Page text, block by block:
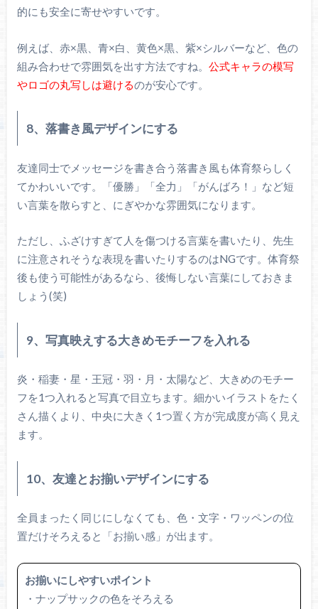
的にも安全に寄せやすいです。
例えば、赤×黒、青×白、黄色×黒、紫×シルバーなど、色の
組み合わせで雰囲気を出す方法ですね。 公式キャラの模写
やロゴの丸写しは避けるのが安心です。
8、落書き風デザインにする
友達同士でメッセージを書き合う落書き風も体育祭らしく
てかわいいです。「優勝」「全力」「がんばろ！」など短
い言葉を散らすと、にぎやかな雰囲気になります。
ただし、ふざけすぎて人を傷つける言葉を書いたり、先生
に注意されそうな表現を書いたりするのはNGです。体育祭
後も使う可能性があるなら、後悔しない言葉にしておきま
しょう(笑)
9、写真映えする大きめモチーフを入れる
炎・稲妻・星・王冠・羽・月・太陽など、大きめのモチー
フを1つ入れると写真で目立ちます。細かいイラストをたく
さん描くより、中央に大きく1つ置く方が完成度が高く見え
ます。
10、友達とお揃いデザインにする
全員まったく同じにしなくても、色・文字・ワッペンの位
置だけそろえると「お揃い感」が出ます。
お揃いにしやすいポイント
・ナップサックの色をそろえる